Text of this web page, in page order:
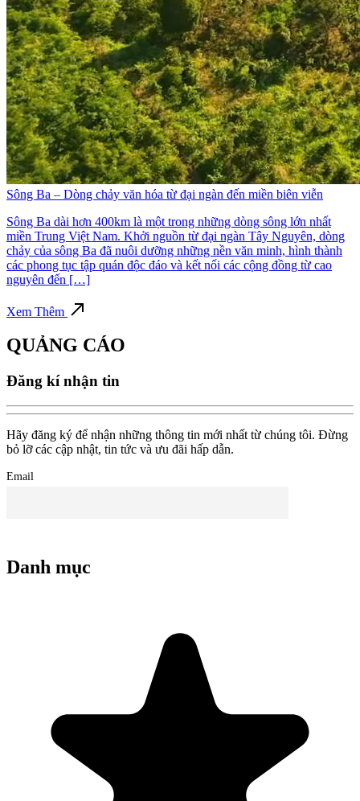
Sông Ba – Dòng chảy văn hóa từ đại ngàn đến miền biên viễn
Sông Ba dài hơn 400km là một trong những dòng sông lớn nhất
miền Trung Việt Nam. Khởi nguồn từ đại ngàn Tây Nguyên, dòng
chảy của sông Ba đã nuôi dưỡng những nền văn minh, hình thành
các phong tục tập quán độc đáo và kết nối các cộng đồng từ cao
nguyên đến […]
Xem Thêm
QUẢNG CÁO
Đăng kí nhận tin
Hãy đăng ký để nhận những thông tin mới nhất từ chúng tôi. Đừng
bỏ lỡ các cập nhật, tin tức và ưu đãi hấp dẫn.
Email
Danh mục